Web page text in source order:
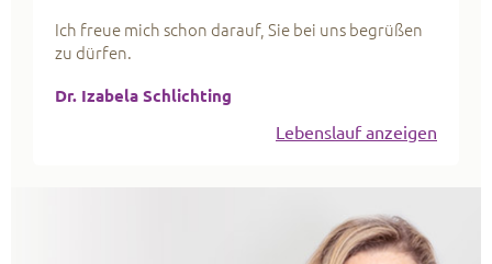
Lebenslauf anzeigen
Ich freue mich schon darauf, Sie bei uns begrüßen
zu dürfen.
Dr. Izabela Schlichting